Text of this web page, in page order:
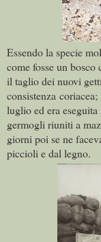
Essendo la specie
come fosse un bosco
il taglio dei nuovi
consistenza
luglio ed era
germogli riuniti a
giorni poi se ne
piccioli e dal legno.